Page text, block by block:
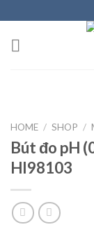
to
content
HOME / SHOP /
Bút đo pH
HI98103